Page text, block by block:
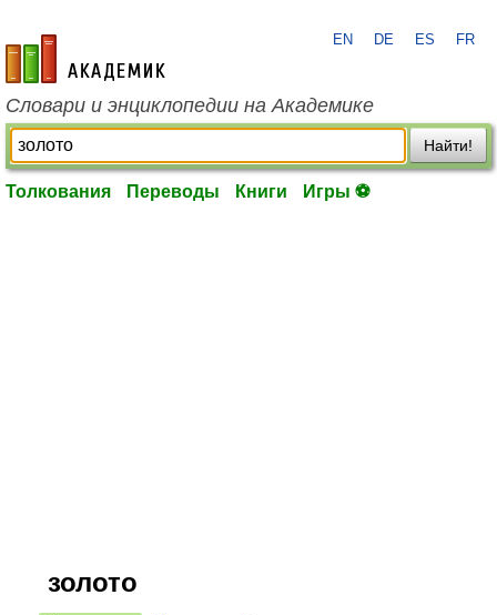
academic.ru
EN DE ES FR
Словари и энциклопедии на Академике
Найти!
Толкования Переводы Книги Игры ⚽
золото